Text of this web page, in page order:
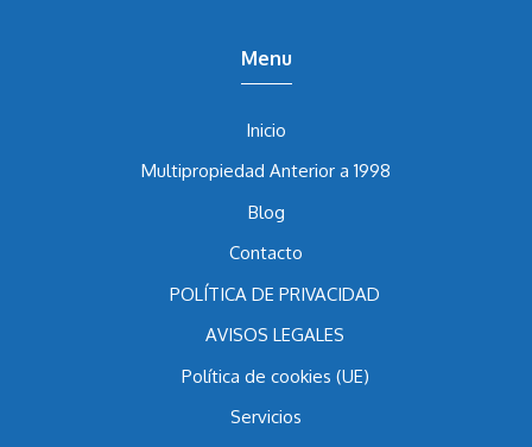
Inicio
Multipropiedad Anterior a 1998
Blog
Contacto
POLÍTICA DE PRIVACIDAD
AVISOS LEGALES
Política de cookies (UE)